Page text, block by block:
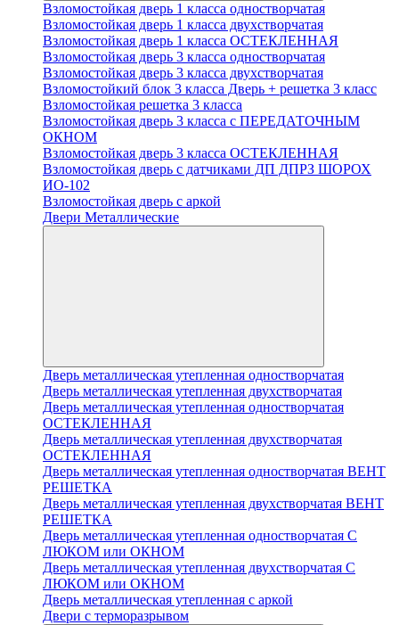
Взломостойкая дверь 1 класса одностворчатая
Взломостойкая дверь 1 класса двухстворчатая
Взломостойкая дверь 1 класса ОСТЕКЛЕННАЯ
Взломостойкая дверь 3 класса одностворчатая
Взломостойкая дверь 3 класса двухстворчатая
Взломостойкий блок 3 класса Дверь + решетка 3 класс
Взломостойкая решетка 3 класса
Взломостойкая дверь 3 класса с ПЕРЕДАТОЧНЫМ
ОКНОМ
Взломостойкая дверь 3 класса ОСТЕКЛЕННАЯ
Взломостойкая дверь с датчиками ДП ДПРЗ ШОРОХ
ИО-102
Взломостойкая дверь с аркой
Двери Металлические
Дверь металлическая утепленная одностворчатая
Дверь металлическая утепленная двухстворчатая
Дверь металлическая утепленная одностворчатая
ОСТЕКЛЕННАЯ
Дверь металлическая утепленная двухстворчатая
ОСТЕКЛЕННАЯ
Дверь металлическая утепленная одностворчатая ВЕНТ
РЕШЕТКА
Дверь металлическая утепленная двухстворчатая ВЕНТ
РЕШЕТКА
Дверь металлическая утепленная одностворчатая С
ЛЮКОМ или ОКНОМ
Дверь металлическая утепленная двухстворчатая С
ЛЮКОМ или ОКНОМ
Дверь металлическая утепленная с аркой
Двери с терморазрывом